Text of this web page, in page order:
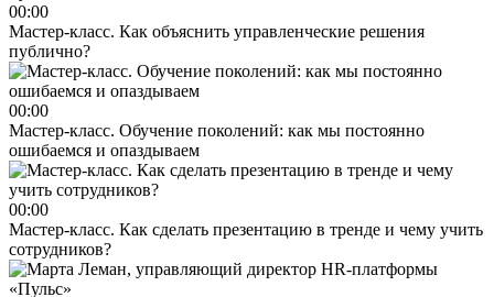
00:00
Мастер-класс. Как объяснить управленческие решения
публично?
00:00
Мастер-класс. Обучение поколений: как мы постоянно
ошибаемся и опаздываем
00:00
Мастер-класс. Как сделать презентацию в тренде и чему учить
сотрудников?